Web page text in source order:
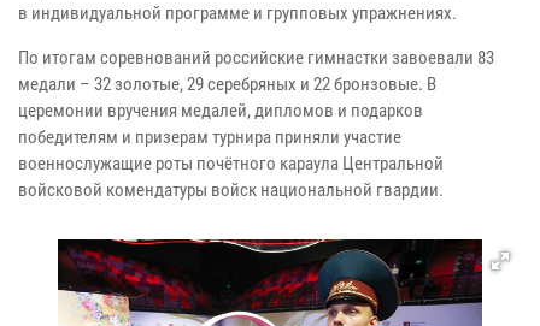
в индивидуальной программе и групповых упражнениях.
По итогам соревнований российские гимнастки завоевали 83
медали – 32 золотые, 29 серебряных и 22 бронзовые. В
церемонии вручения медалей, дипломов и подарков
победителям и призерам турнира приняли участие
военнослужащие роты почётного караула Центральной
войсковой комендатуры войск национальной гвардии.